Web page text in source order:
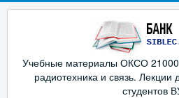
Учебные материалы ОКСО
радиотехника и связь. Лекции
студентов